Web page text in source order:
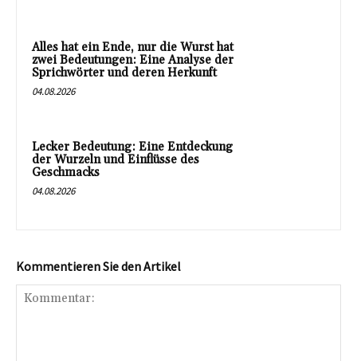
Alles hat ein Ende, nur die Wurst hat
zwei Bedeutungen: Eine Analyse der
Sprichwörter und deren Herkunft
04.08.2026
Lecker Bedeutung: Eine Entdeckung
der Wurzeln und Einflüsse des
Geschmacks
04.08.2026
Kommentieren Sie den Artikel